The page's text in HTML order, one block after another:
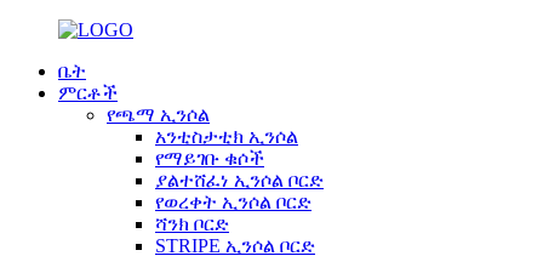
ቤት
ምርቶች
የጫማ ኢንሶል
አንቲስታቲክ ኢንሶል
የማይገቡ ቁሶች
ያልተሸፈነ ኢንሶል ቦርድ
የወረቀት ኢንሶል ቦርድ
ሻንክ ቦርድ
STRIPE ኢንሶል ቦርድ